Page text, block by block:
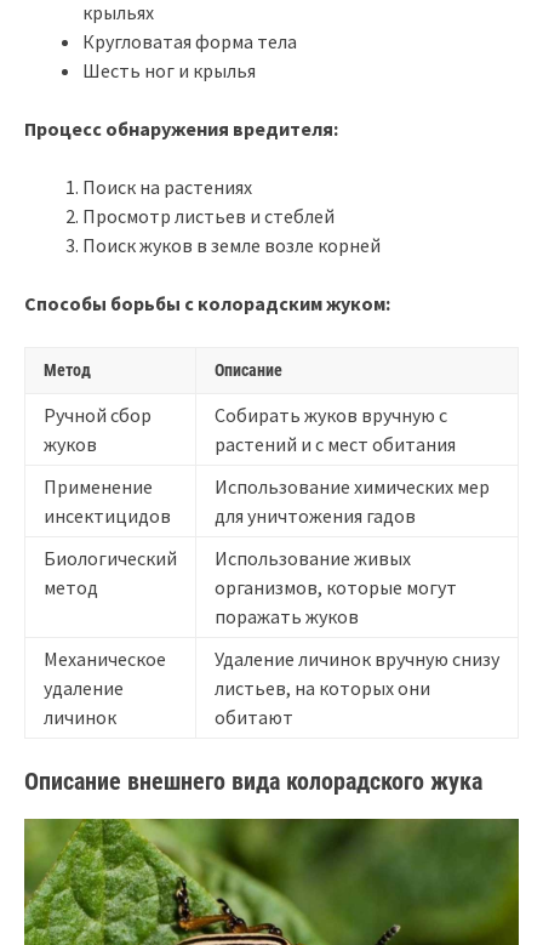
крыльях
Кругловатая форма тела
Шесть ног и крылья
Процесс обнаружения вредителя:
Поиск на растениях
Просмотр листьев и стеблей
Поиск жуков в земле возле корней
Способы борьбы с колорадским жуком:
Метод Описание
Ручной сбор
жуков
Собирать жуков вручную с
растений и с мест обитания
Применение
инсектицидов
Использование химических мер
для уничтожения гадов
Биологический
метод
Использование живых
организмов, которые могут
поражать жуков
Механическое
удаление
личинок
Удаление личинок вручную снизу
листьев, на которых они
обитают
Описание внешнего вида колорадского жука